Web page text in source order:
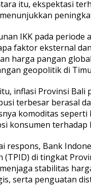
itu, ekspektasi
IKK pada periode
faktor eksternal
harga pangan
geopolitik di
inflasi Provinsi Bali
terbesar berasal
komoditas seperti
konsumen terhadap
respons, Bank
(TPID) di tingkat
stabilitas
serta penguatan